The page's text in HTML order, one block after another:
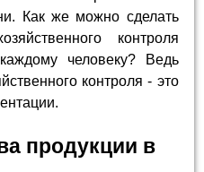
Как же можно сделать
контроля
человеку? Ведь
контроля - это
продукции в